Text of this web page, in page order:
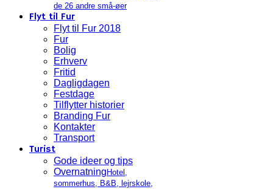
de 26 andre små-øer
Flyt til Fur
Flyt til Fur 2018
Fur
Bolig
Erhverv
Fritid
Dagligdagen
Festdage
Tilflytter historier
Branding Fur
Kontakter
Transport
Turist
Gode ideer og tips
Overnatning Hotel,
sommerhus, B&B, lejrskole,